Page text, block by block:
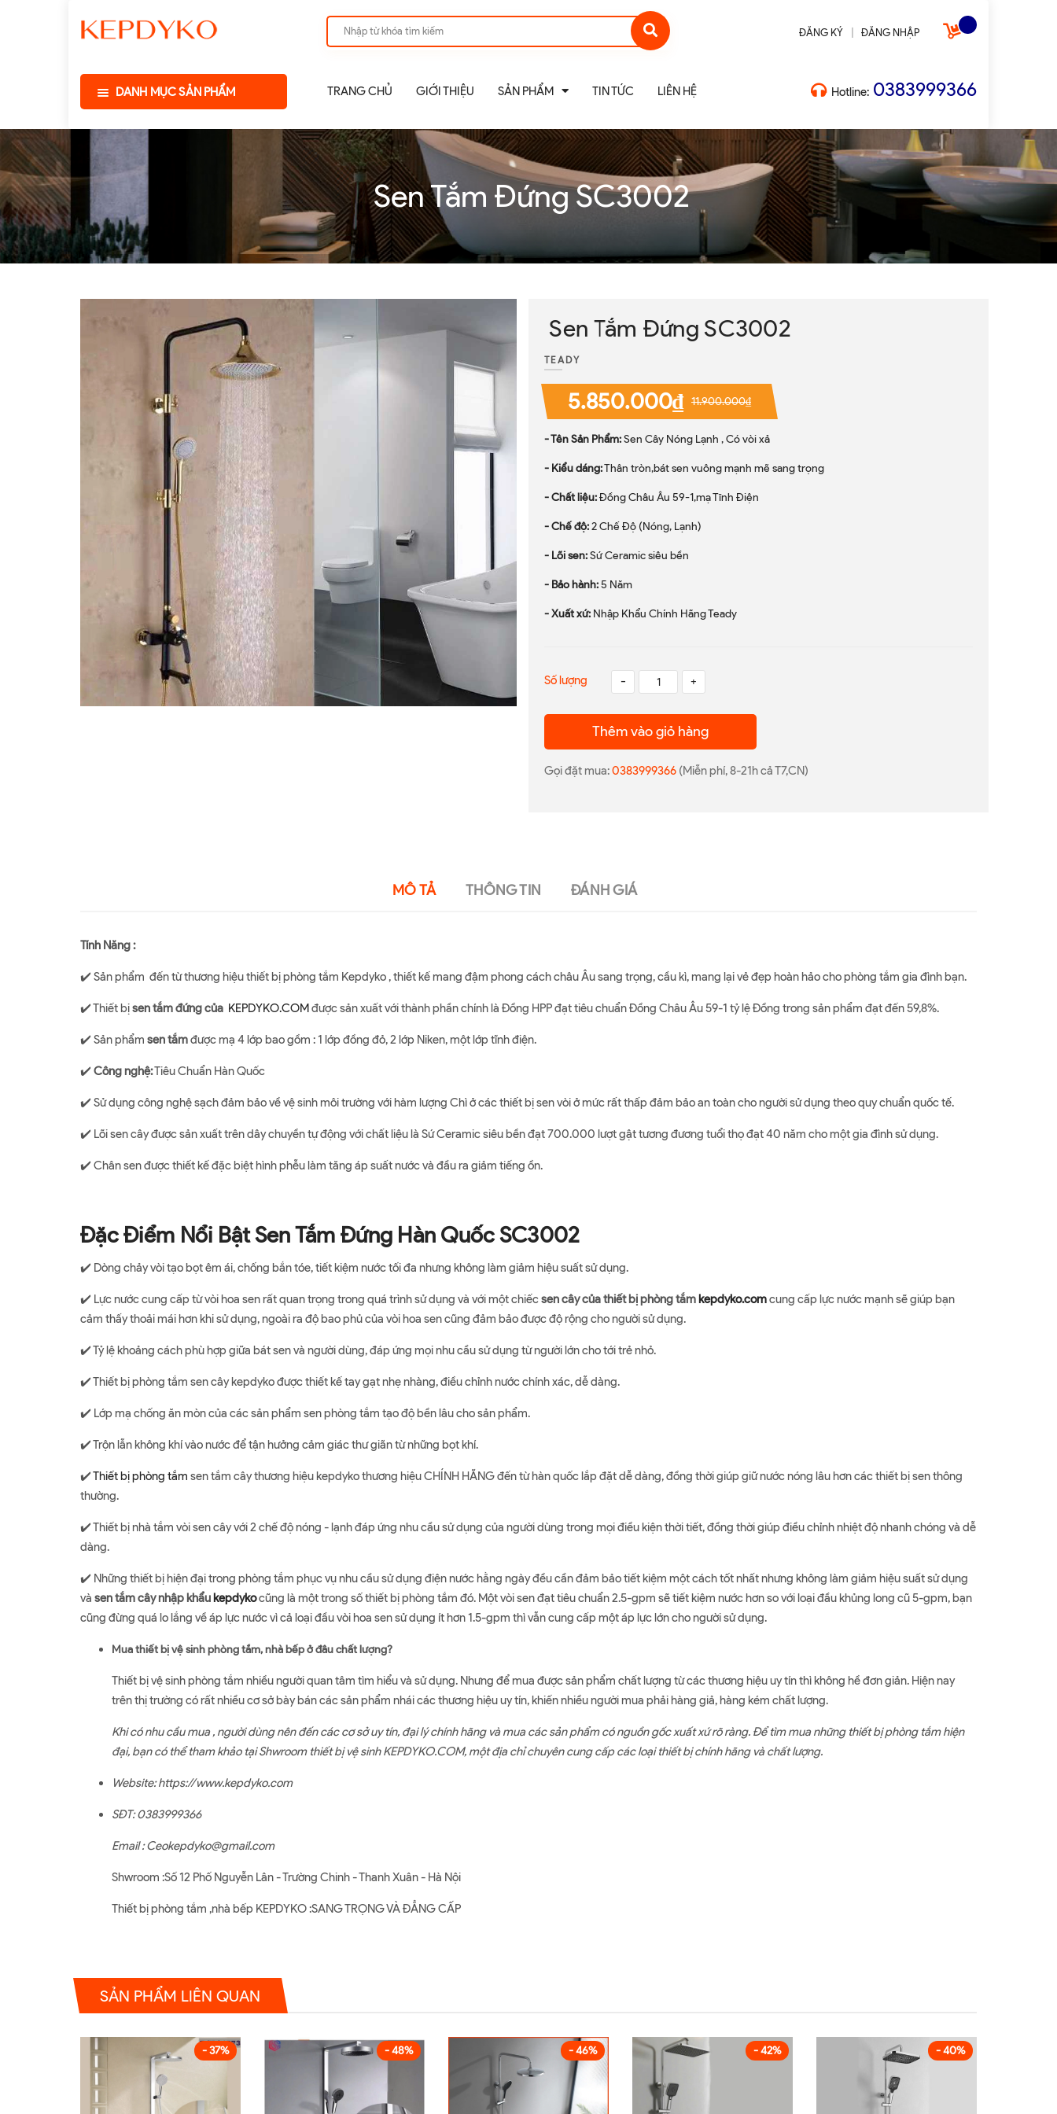
ĐĂNG KÝ ĐĂNG NHẬP
DANH MỤC SẢN PHẨM TRANG CHỦ GIỚI THIỆU SẢN PHẨM TIN TỨC LIÊN HỆ Hotline: 0383999366
Sen Tắm Đứng SC3002
Sen Tắm Đứng SC3002
TEADY
5.850.000₫ 11.900.000₫
- Tên Sản Phẩm:Sen Cây Nóng Lạnh , Có vòi xả
- Kiểu dáng:Thân tròn,bát sen vuông mạnh mẽ sang trọng
- Chất liệu:Đồng Châu Âu 59-1,mạ Tĩnh Điện
- Chế độ:2 Chế Độ (Nóng, Lạnh)
- Lõi sen:Sứ Ceramic siêu bền
- Bảo hành:5 Năm
- Xuất xứ: Nhập Khẩu Chính Hãng Teady
Số lượng - +
Thêm vào giỏ hàng
Gọi đặt mua:0383999366 (Miễn phí, 8-21h cả T7,CN)
MÔ TẢ THÔNG TIN ĐÁNH GIÁ
Tính Năng :
✔️ Sản phẩm đến từ thương hiệu thiết bị phòng tắm Kepdyko , thiết kế mang đậm phong cách châu Âu sang trọng, cầu kì, mang lại vẻ đẹp hoàn hảo cho phòng tắm gia đình bạn.
✔️ Thiết bịsen tắm đứng của KEPDYKO.COMđược sản xuất với thành phần chính là Đồng HPP đạt tiêu chuẩn Đồng Châu Âu 59-1 tỷ lệ Đồng trong sản phẩm đạt đến 59,8%.
✔️ Sản phẩm sen tắmđược mạ 4 lớp bao gồm : 1 lớp đồng đỏ, 2 lớp Niken, một lớp tĩnh điện.
✔️Công nghệ:Tiêu Chuẩn Hàn Quốc
✔️ Sử dụng công nghệ sạch đảm bảo về vệ sinh môi trường với hàm lượng Chì ở các thiết bị sen vòi ở mức rất thấp đảm bảo an toàn cho người sử dụng theo quy chuẩn quốc tế.
✔️ Lõi sen cây được sản xuất trên dây chuyền tự động với chất liệu là Sứ Ceramic siêu bền đạt 700.000 lượt gật tương đương tuổi thọ đạt 40 năm cho một gia đình sử dụng.
✔️ Chân sen được thiết kế đặc biệt hình phễu làm tăng áp suất nước và đầu ra giảm tiếng ồn.
Đặc Điểm Nổi Bật Sen Tắm Đứng Hàn Quốc SC3002
✔️ Dòng chảy vòi tạo bọt êm ái, chống bắn tóe, tiết kiệm nước tối đa nhưng không làm giảm hiệu suất sử dụng.
✔️ Lực nước cung cấp từ vòi hoa sen rất quan trọng trong quá trình sử dụng và với một chiếc sen cây của thiết bị phòng tắm kepdyko.comcung cấp lực nước mạnh sẽ giúp bạn
cảm thấy thoải mái hơn khi sử dụng, ngoài ra độ bao phủ của vòi hoa sen cũng đảm bảo được độ rộng cho người sử dụng.
✔️ Tỷ lệ khoảng cách phù hợp giữa bát sen và người dùng, đáp ứng mọi nhu cầu sử dụng từ người lớn cho tới trẻ nhỏ.
✔️ Thiết bị phòng tắm sen cây kepdyko được thiết kế tay gạt nhẹ nhàng, điều chỉnh nước chính xác, dễ dàng.
✔️ Lớp mạ chống ăn mòn của các sản phẩm sen phòng tắm tạo độ bền lâu cho sản phẩm.
✔️ Trộn lẫn không khí vào nước để tận hưởng cảm giác thư giãn từ những bọt khí.
✔️Thiết bị phòng tắm sen tắm cây thương hiệu kepdyko thương hiệu CHÍNH HÃNG đến từ hàn quốc lắp đặt dễ dàng, đồng thời giúp giữ nước nóng lâu hơn các thiết bị sen thông
thường.
✔️ Thiết bị nhà tắm vòi sen cây với 2 chế độ nóng - lạnh đáp ứng nhu cầu sử dụng của người dùng trong mọi điều kiện thời tiết, đồng thời giúp điều chỉnh nhiệt độ nhanh chóng và dễ
dàng.
✔️ Những thiết bị hiện đại trong phòng tắm phục vụ nhu cầu sử dụng điện nước hằng ngày đều cần đảm bảo tiết kiệm một cách tốt nhất nhưng không làm giảm hiệu suất sử dụng
và sen tắm cây nhập khẩu kepdykocũng là một trong số thiết bị phòng tắm đó. Một vòi sen đạt tiêu chuẩn 2.5-gpm sẽ tiết kiệm nước hơn so với loại đầu khủng long cũ 5-gpm, bạn
cũng đừng quá lo lắng về áp lực nước vì cả loại đầu vòi hoa sen sử dụng ít hơn 1.5-gpm thì vẫn cung cấp một áp lực lớn cho người sử dụng.
Mua thiết bị vệ sinh phòng tắm, nhà bếp ở đâu chất lượng?
Thiết bị vệ sinh phòng tắm nhiều người quan tâm tìm hiểu và sử dụng. Nhưng để mua được sản phẩm chất lượng từ các thương hiệu uy tín thì không hề đơn giản. Hiện nay
trên thị trường có rất nhiều cơ sở bày bán các sản phẩm nhái các thương hiệu uy tín, khiến nhiều người mua phải hàng giả, hàng kém chất lượng.
Khi có nhu cầu mua , người dùng nên đến các cơ sở uy tín, đại lý chính hãng và mua các sản phẩm có nguồn gốc xuất xứ rõ ràng. Để tìm mua những thiết bị phòng tắm hiện
đại, bạn có thể tham khảo tại Shwroom thiết bị vệ sinh KEPDYKO.COM, một địa chỉ chuyên cung cấp các loại thiết bị chính hãng và chất lượng.
Website: https://www.kepdyko.com
SĐT: 0383999366
Email : Ceokepdyko@gmail.com
Shwroom :Số 12 Phố Nguyễn Lân - Trường Chinh - Thanh Xuân - Hà Nội
Thiết bị phòng tắm ,nhà bếp KEPDYKO :SANG TRỌNG VÀ ĐẲNG CẤP
SẢN PHẨM LIÊN QUAN
- 37% - 48% - 46% - 42% - 40%